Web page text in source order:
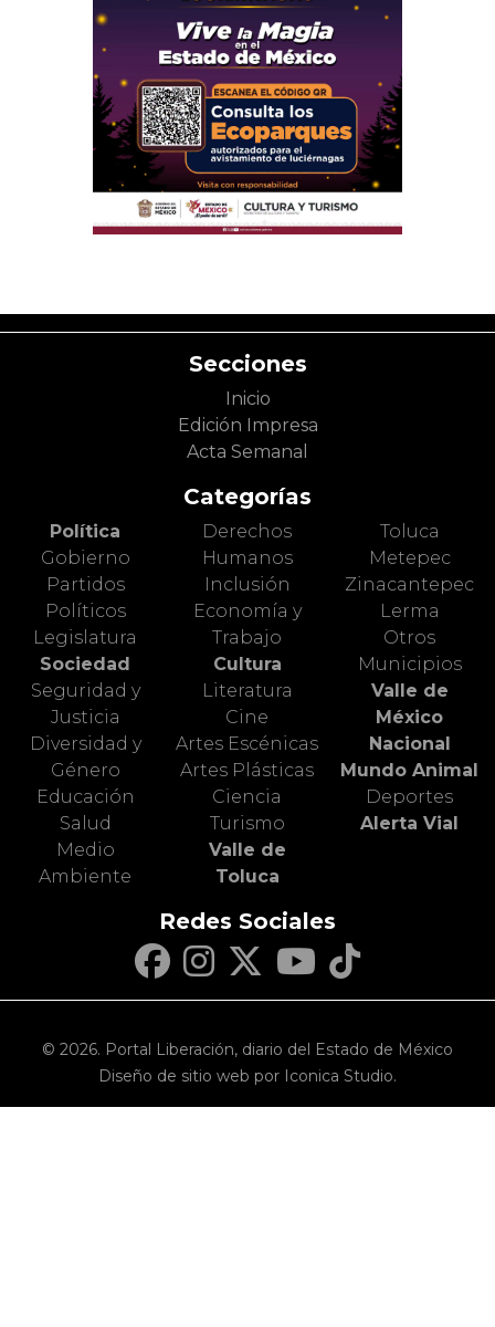
Secciones
Inicio
Edición Impresa
Acta Semanal
Categorías
Política
Gobierno
Partidos
Políticos
Legislatura
Sociedad
Seguridad y
Justicia
Diversidad y
Género
Educación
Salud
Medio
Ambiente
Derechos
Humanos
Inclusión
Economía y
Trabajo
Cultura
Literatura
Cine
Artes Escénicas
Artes Plásticas
Ciencia
Turismo
Valle de
Toluca
Toluca
Metepec
Zinacantepec
Lerma
Otros
Municipios
Valle de
México
Nacional
Mundo Animal
Deportes
Alerta Vial
Redes Sociales
© 2026. Portal Liberación, diario del Estado de México
Diseño de sitio web por Iconica Studio.